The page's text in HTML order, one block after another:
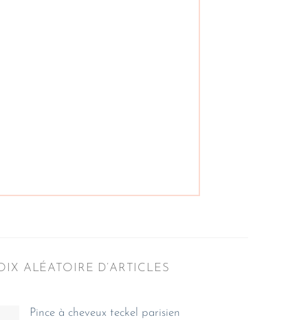
ALÉATOIRE D’ARTICLES
Pince à cheveux teckel parisien